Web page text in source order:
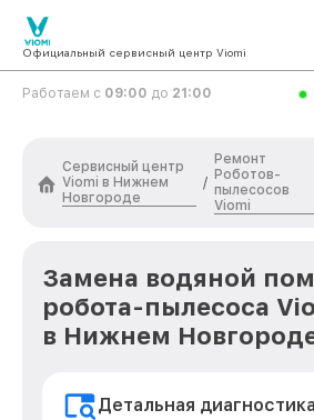
Официальный сервисный центр Viomi
Работаем с 09:00 до 21:00
Сервисный центр
Viomi в Нижнем
Новгороде
/
Ремонт
Роботов-
пылесосов
Viomi
Замена водяной
робота-пылесоса
в Нижнем
Детальная диагностика